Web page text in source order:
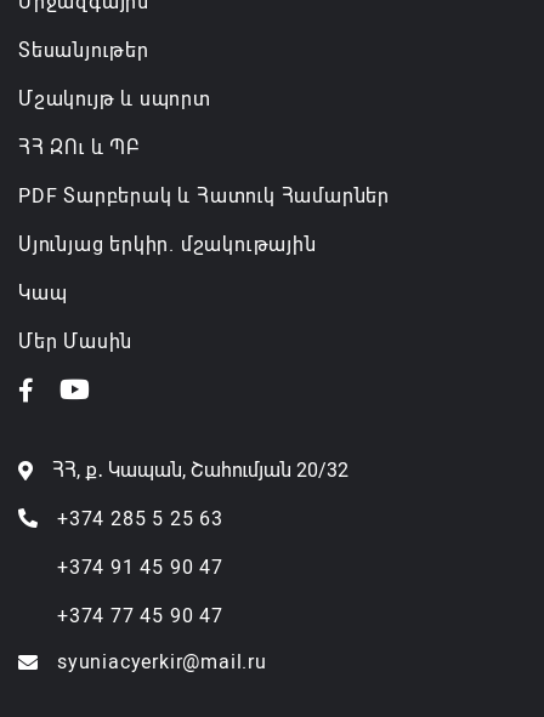
06.08.2026 12:45
Տեսանյութեր
Մշակույթ և սպորտ
ՀՀ ԶՈւ և ՊԲ
PDF Տարբերակ և Հատուկ Համարներ
Սյունյաց երկիր. մշակութային
Կապ
Մեր Մասին
ՀՀ, ք․ Կապան, Շահումյան 20/32
+374 285 5 25 63
+374 91 45 90 47
+374 77 45 90 47
syuniacyerkir@mail.ru